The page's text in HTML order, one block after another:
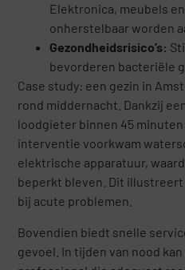
Elektronica, meubels
onherstelbaar worden
Gezondheidsrisico’s:
bevorderen bacteriële
Case study: een gezin in
rond middernacht. Dankzij
loodgieter binnen 45
interventie voorkwam
elektrische apparatuur,
beperkt bleven. Dit
bij acute problemen.
Bovendien biedt snelle
gevoel. In tijden van nood